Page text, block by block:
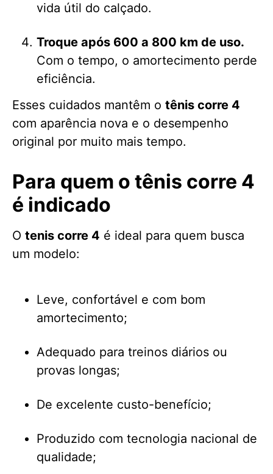
vida útil do calçado.
Troque após 600 a 800 km de uso.
Com o tempo, o amortecimento perde
eficiência.
Esses cuidados mantêm o tênis corre 4
com aparência nova e o desempenho
original por muito mais tempo.
Para quem o tênis corre 4
é indicado
O tenis corre 4 é ideal para quem busca
um modelo:
Leve, confortável e com bom
amortecimento;
Adequado para treinos diários ou
provas longas;
De excelente custo-benefício;
Produzido com tecnologia nacional de
qualidade;